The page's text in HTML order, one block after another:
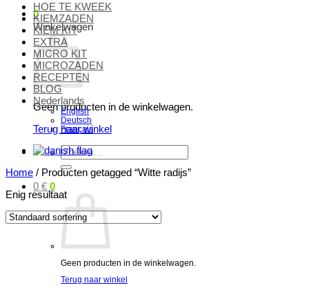
0
Winkelwagen
Geen producten in de winkelwagen.
Terug naar winkel
Zoeken
naar:
0 € 0
Geen producten in de winkelwagen.
Terug naar winkel
HOE TE KWEEK
KIEMZADEN
KIEM KIT
EXTRA
MICRO KIT
MICROZADEN
RECEPTEN
BLOG
Nederlands
English
Deutsch
Français
Home / Producten getagged “Witte radijs”
Enig resultaat